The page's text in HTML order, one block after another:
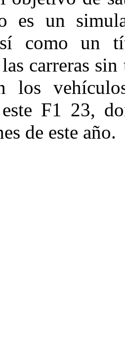
es un
como un
carreras
los
F1 23,
de este año.